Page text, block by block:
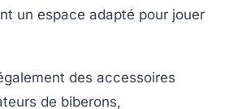
un espace adapté pour jouer
des accessoires
de biberons,